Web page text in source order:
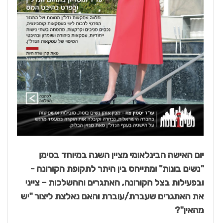
יום האישה הבינלאומי מציין השנה במיוחד בסימן
"נשים בונות" ומתייחס בין היתר לתקופת הקורונה -
ובפעילות בצל הקורונה, האתגרים וההשלכות – צייני
את האתגרים שעברת/עוברת והאם נאלצת ליצור "יש
מהאין"?